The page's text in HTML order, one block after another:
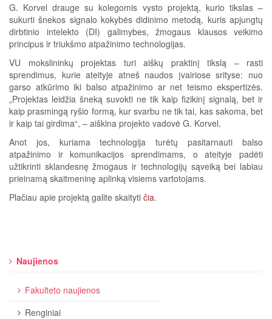
G. Korvel drauge su kolegomis vysto projektą, kurio tikslas –
sukurti šnekos signalo kokybės didinimo metodą, kuris apjungtų
dirbtinio intelekto (DI) galimybes, žmogaus klausos veikimo
principus ir triukšmo atpažinimo technologijas.
VU mokslininkų projektas turi aiškų praktinį tikslą – rasti
sprendimus, kurie ateityje atneš naudos įvairiose srityse: nuo
garso atkūrimo iki balso atpažinimo ar net teismo ekspertizės.
„Projektas leidžia šneką suvokti ne tik kaip fizikinį signalą, bet ir
kaip prasmingą ryšio formą, kur svarbu ne tik tai, kas sakoma, bet
ir kaip tai girdima“, – aiškina projekto vadovė G. Korvel.
Anot jos, kuriama technologija turėtų pasitarnauti balso
atpažinimo ir komunikacijos sprendimams, o ateityje padėti
užtikrinti sklandesnę žmogaus ir technologijų sąveiką bei labiau
prieinamą skaitmeninę aplinką visiems vartotojams.
Plačiau apie projektą galite skaityti čia.
Naujienos
Fakulteto naujienos
Renginiai